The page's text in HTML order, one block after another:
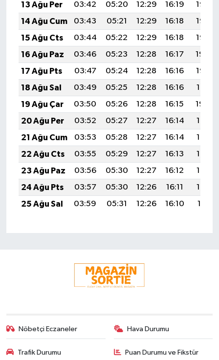
13 Ağu Per
03:42 05:20 12:29 16:19
19:28
14 Ağu Cum
03:43 05:21 12:29 16:18
19:27
15 Ağu Cts
03:44 05:22 12:29 16:18
19:26
16 Ağu Paz
03:46 05:23 12:28 16:17
19:24
17 Ağu Pts
03:47 05:24 12:28 16:16
19:23
18 Ağu Sal
03:49 05:25 12:28 16:16
19:21
19 Ağu Çar
03:50 05:26 12:28 16:15
19:20
20 Ağu Per
03:52 05:27 12:27 16:14
19:18
21 Ağu Cum
03:53 05:28 12:27 16:14
19:17
22 Ağu Cts
03:55 05:29 12:27 16:13
19:16
23 Ağu Paz
03:56 05:30 12:27 16:12
19:14
24 Ağu Pts
03:57 05:30 12:26 16:11
19:12
25 Ağu Sal
03:59 05:31 12:26 16:10 19:11
Nöbetçi Eczaneler Hava Durumu
Trafik Durumu Puan Durumu ve Fikstür